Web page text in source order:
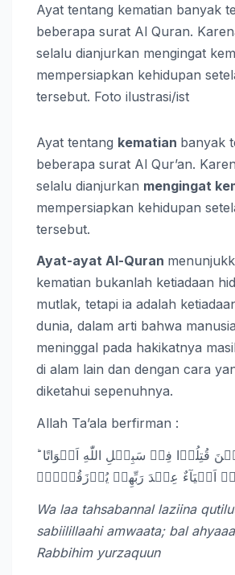
Ayat tentang kematian banyak
beberapa surat Al Quran.
selalu dianjurkan mengingat
mempersiapkan kehidupan
tersebut. Foto ilustrasi/ist
Ayat tentang kematian banyak
beberapa surat Al Qur’an.
selalu dianjurkan mengingat
mempersiapkan kehidupan
tersebut.
Ayat-ayat Al-Quran
kematian bukanlah ketiadaan
mutlak, tetapi ia adalah
dunia, dalam arti bahwa
meninggal pada hakikatnya
di alam lain dan dengan cara
diketahui sepenuhnya.
Allah Ta’ala berfirman :
قُتِلُوۡا فِىۡ سَبِيۡلِ اللّٰهِ اَمۡوَاتًا
اَحۡيَآءٌ عِنۡدَ رَبِّهِمۡ يُرۡزَقُوۡنَۙ
Wa laa tahsabannal laziina
sabiilillaahi amwaata; bal
Rabbihim yurzaquun